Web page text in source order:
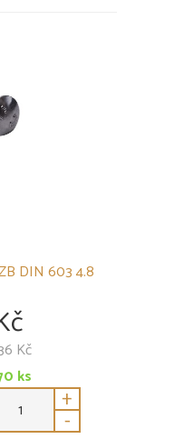
DIN 603 4.8
Kč
ks
+
-